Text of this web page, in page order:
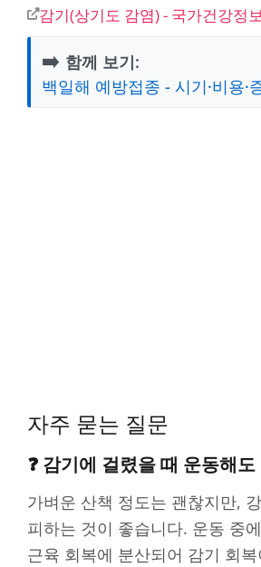
감기(상기도 감염) - 국가건강정
➡️ 함께 보기:
백일해 예방접종 - 시기·비용·
자주 묻는 질문
❓ 감기에 걸렸을 때 운동해
가벼운 산책 정도는 괜찮지만,
피하는 것이 좋습니다. 운동 중
근육 회복에 분산되어 감기 회